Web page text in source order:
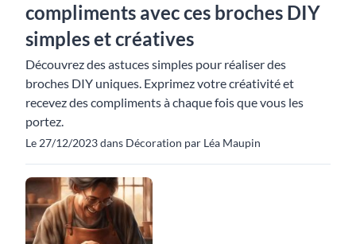
compliments avec ces broches DIY
simples et créatives
Découvrez des astuces simples pour réaliser des
broches DIY uniques. Exprimez votre créativité et
recevez des compliments à chaque fois que vous les
portez.
Le 27/12/2023 dans Décoration par Léa Maupin